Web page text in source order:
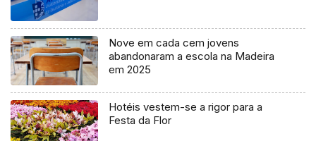
Nove em cada cem jovens
abandonaram a escola na Madeira
em 2025
Hotéis vestem-se a rigor para a
Festa da Flor